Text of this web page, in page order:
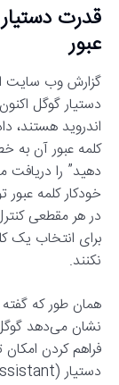
قدرت
عبور
گزارش وب سایت
دستیار گوگل
اندروید هستند،
کلمه عبور آن به
دهید” را دریافت
خودکار کلمه
در هر مقطعی
برای انتخاب یک
نکنند.
همان طور که
نشان می‌دهد
فراهم کردن امکان